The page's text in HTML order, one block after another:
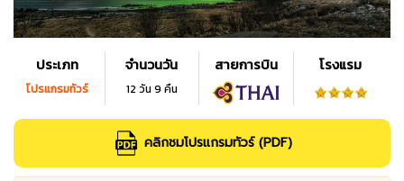
ประเภท
โปรแกรมทัวร์
จำนวนวัน
12 วัน 9 คืน
สายการบิน โรงแรม
คลิกชมโปรแกรมทัวร์ (PDF)